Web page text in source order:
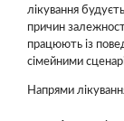
лікування
причин
працюють із
сімейними
Напрями